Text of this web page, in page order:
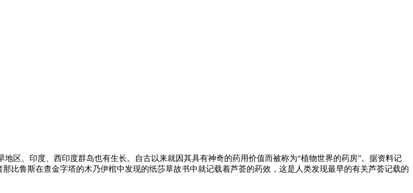
、印度、西印度群岛也有生长。自古以来就因其具有神奇的药用价值而被称为“植物世界的药房”。据资料记
比鲁斯在查金字塔的木乃伊棺中发现的纸莎草故书中就记载着芦荟的药效，这是人类发现最早的有关芦荟记载的